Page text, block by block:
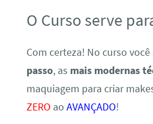
O Curso serve
Com certeza! No curso
passo, as mais modernas
maquiagem para criar
ZERO ao AVANÇADO!